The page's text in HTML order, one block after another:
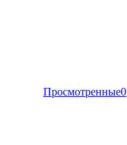
Просмотренные0